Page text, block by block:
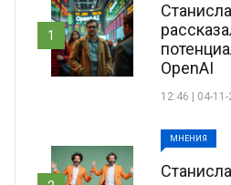
OpenAI
12:46 | 04-
1
МНЕНИЯ